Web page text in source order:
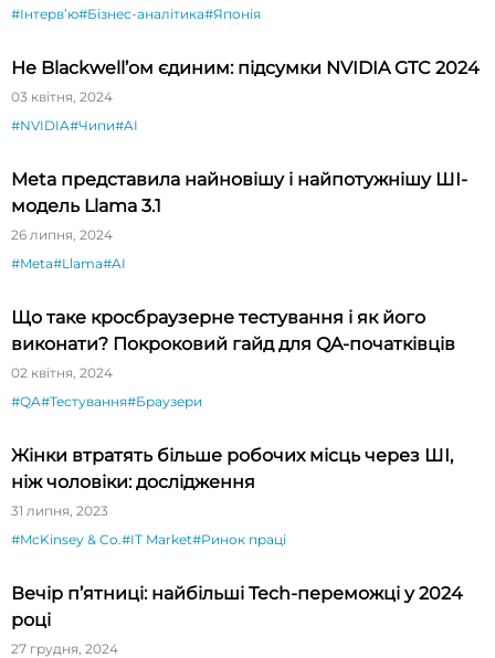
#Інтервʼю#Бізнес-аналітика#Японія
Не Blackwell’ом єдиним: підсумки NVIDIA GTC 2024
03 квітня, 2024
#NVIDIA#Чипи#AI
Meta представила найновішу і найпотужнішу ШІ-
модель Llama 3.1
26 липня, 2024
#Meta#Llama#AI
Що таке кросбраузерне тестування і як його
виконати? Покроковий гайд для QA-початківців
02 квітня, 2024
#QA#Тестування#Браузери
Жінки втратять більше робочих місць через ШІ,
ніж чоловіки: дослідження
31 липня, 2023
#McKinsey & Co.#IT Market#Ринок праці
Вечір п’ятниці: найбільші Tech-переможці у 2024
році
27 грудня, 2024